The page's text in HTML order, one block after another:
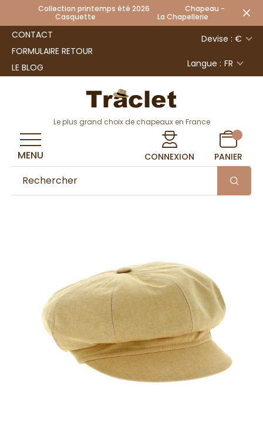
Collection printemps été 2026 Chapeau -
Casquette La Chapellerie
CONTACT
FORMULAIRE RETOUR
LE BLOG
Devise : €
Langue : FR
Le plus grand choix de chapeaux en France
CONNEXION PANIER
MENU